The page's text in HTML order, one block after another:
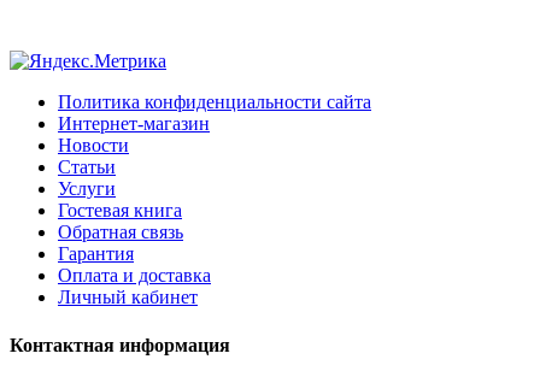
Политика конфиденциальности сайта
Интернет-магазин
Новости
Статьи
Услуги
Гостевая книга
Обратная связь
Гарантия
Оплата и доставка
Личный кабинет
Контактная информация